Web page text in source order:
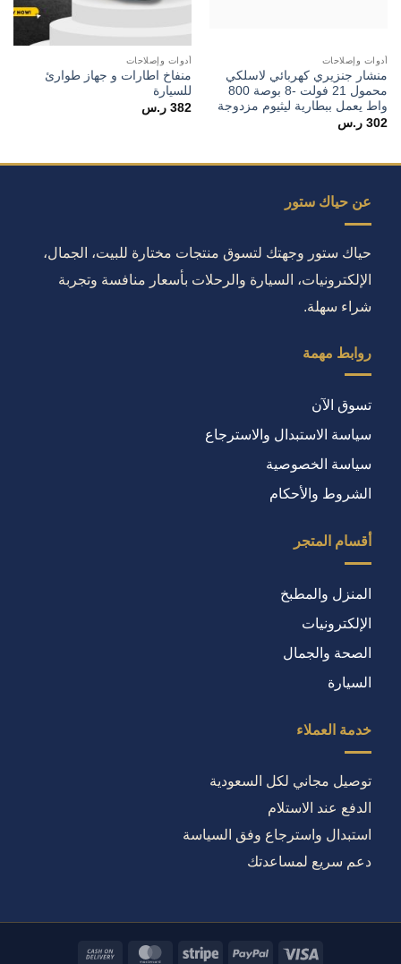
أدوات وإصلاحات
منشار جنزيري كهربائي لاسلكي
محمول 21 فولت -8 بوصة 800
واط يعمل ببطارية ليثيوم مزدوجة
302 ر.س
أدوات وإصلاحات
منفاخ اطارات و جهاز طوارئ
للسيارة
382 ر.س
عن حياك ستور
حياك ستور وجهتك لتسوق منتجات مختارة للبيت، الجمال،
الإلكترونيات، السيارة والرحلات بأسعار منافسة وتجربة
شراء سهلة.
روابط مهمة
تسوق الآن
سياسة الاستبدال والاسترجاع
سياسة الخصوصية
الشروط والأحكام
أقسام المتجر
المنزل والمطبخ
الإلكترونيات
الصحة والجمال
السيارة
خدمة العملاء
توصيل مجاني لكل السعودية
الدفع عند الاستلام
استبدال واسترجاع وفق السياسة
دعم سريع لمساعدتك
Visa
PayPal
Stripe
MasterCard